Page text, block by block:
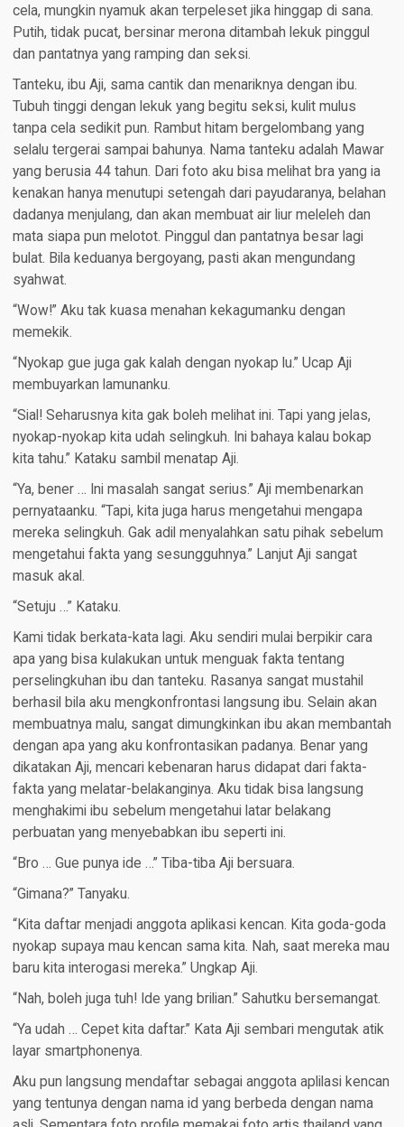
cela, mungkin nyamuk akan terpeleset jika hinggap di sana.
Putih, tidak pucat, bersinar merona ditambah lekuk pinggul
dan pantatnya yang ramping dan seksi.
Tanteku, ibu Aji, sama cantik dan menariknya dengan ibu.
Tubuh tinggi dengan lekuk yang begitu seksi, kulit mulus
tanpa cela sedikit pun. Rambut hitam bergelombang yang
selalu tergerai sampai bahunya. Nama tanteku adalah Mawar
yang berusia 44 tahun. Dari foto aku bisa melihat bra yang ia
kenakan hanya menutupi setengah dari payudaranya, belahan
dadanya menjulang, dan akan membuat air liur meleleh dan
mata siapa pun melotot. Pinggul dan pantatnya besar lagi
bulat. Bila keduanya bergoyang, pasti akan mengundang
syahwat.
“Wow!” Aku tak kuasa menahan kekagumanku dengan
memekik.
“Nyokap gue juga gak kalah dengan nyokap lu.” Ucap Aji
membuyarkan lamunanku.
“Sial! Seharusnya kita gak boleh melihat ini. Tapi yang jelas,
nyokap-nyokap kita udah selingkuh. Ini bahaya kalau bokap
kita tahu.” Kataku sambil menatap Aji.
“Ya, bener … Ini masalah sangat serius.” Aji membenarkan
pernyataanku. “Tapi, kita juga harus mengetahui mengapa
mereka selingkuh. Gak adil menyalahkan satu pihak sebelum
mengetahui fakta yang sesungguhnya.” Lanjut Aji sangat
masuk akal.
“Setuju …” Kataku.
Kami tidak berkata-kata lagi. Aku sendiri mulai berpikir cara
apa yang bisa kulakukan untuk menguak fakta tentang
perselingkuhan ibu dan tanteku. Rasanya sangat mustahil
berhasil bila aku mengkonfrontasi langsung ibu. Selain akan
membuatnya malu, sangat dimungkinkan ibu akan membantah
dengan apa yang aku konfrontasikan padanya. Benar yang
dikatakan Aji, mencari kebenaran harus didapat dari fakta-
fakta yang melatar-belakanginya. Aku tidak bisa langsung
menghakimi ibu sebelum mengetahui latar belakang
perbuatan yang menyebabkan ibu seperti ini.
“Bro … Gue punya ide …” Tiba-tiba Aji bersuara.
“Gimana?” Tanyaku.
“Kita daftar menjadi anggota aplikasi kencan. Kita goda-goda
nyokap supaya mau kencan sama kita. Nah, saat mereka mau
baru kita interogasi mereka.” Ungkap Aji.
“Nah, boleh juga tuh! Ide yang brilian.” Sahutku bersemangat.
“Ya udah … Cepet kita daftar.” Kata Aji sembari mengutak atik
layar smartphonenya.
Aku pun langsung mendaftar sebagai anggota aplilasi kencan
yang tentunya dengan nama id yang berbeda dengan nama